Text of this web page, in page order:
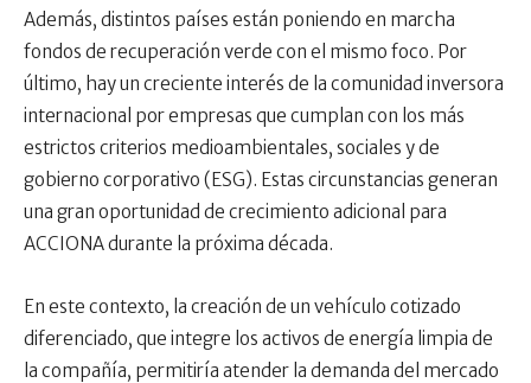
Además, distintos países están poniendo en marcha
fondos de recuperación verde con el mismo foco. Por
último, hay un creciente interés de la comunidad inversora
internacional por empresas que cumplan con los más
estrictos criterios medioambientales, sociales y de
gobierno corporativo (ESG). Estas circunstancias generan
una gran oportunidad de crecimiento adicional para
ACCIONA durante la próxima década.
En este contexto, la creación de un vehículo cotizado
diferenciado, que integre los activos de energía limpia de
la compañía, permitiría atender la demanda del mercado